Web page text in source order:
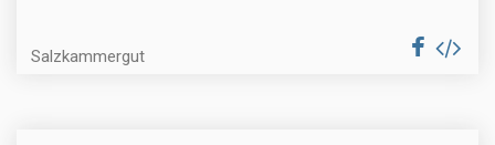
Salzkammergut